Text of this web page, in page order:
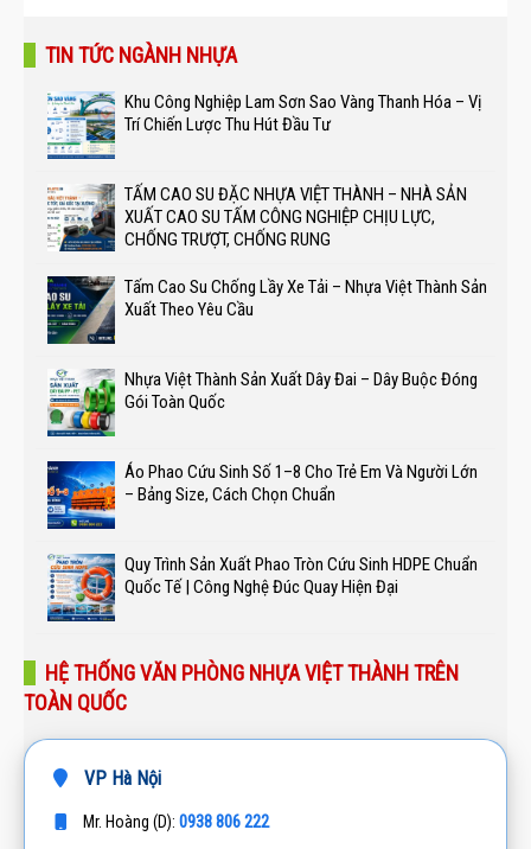
TIN TỨC NGÀNH NHỰA
Khu Công Nghiệp Lam Sơn Sao Vàng Thanh Hóa – Vị
Trí Chiến Lược Thu Hút Đầu Tư
TẤM CAO SU ĐẶC NHỰA VIỆT THÀNH – NHÀ SẢN
XUẤT CAO SU TẤM CÔNG NGHIỆP CHỊU LỰC,
CHỐNG TRƯỢT, CHỐNG RUNG
Tấm Cao Su Chống Lầy Xe Tải – Nhựa Việt Thành Sản
Xuất Theo Yêu Cầu
Nhựa Việt Thành Sản Xuất Dây Đai – Dây Buộc Đóng
Gói Toàn Quốc
Áo Phao Cứu Sinh Số 1–8 Cho Trẻ Em Và Người Lớn
– Bảng Size, Cách Chọn Chuẩn
Quy Trình Sản Xuất Phao Tròn Cứu Sinh HDPE Chuẩn
Quốc Tế | Công Nghệ Đúc Quay Hiện Đại
HỆ THỐNG VĂN PHÒNG NHỰA VIỆT THÀNH TRÊN
TOÀN QUỐC
VP Hà Nội
Mr. Hoàng (D): 0938 806 222